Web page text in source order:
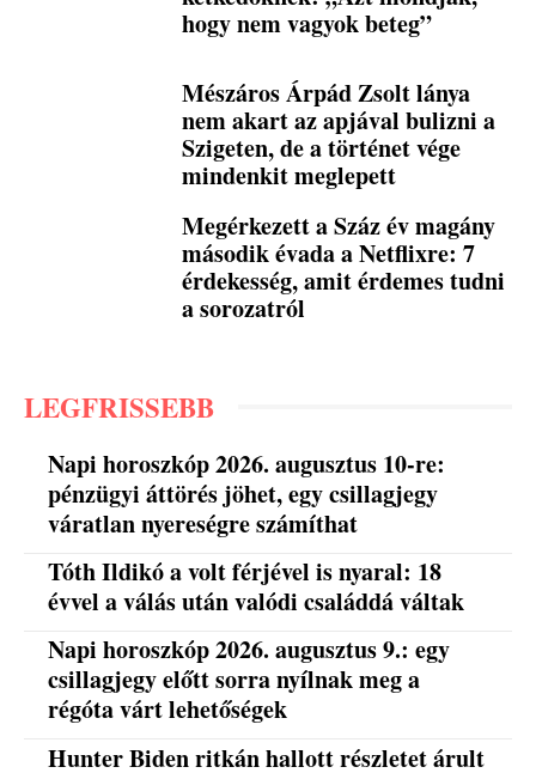
hogy nem vagyok beteg”
Mészáros Árpád Zsolt lánya
nem akart az apjával bulizni a
Szigeten, de a történet vége
mindenkit meglepett
Megérkezett a Száz év magány
második évada a Netflixre: 7
érdekesség, amit érdemes tudni
a sorozatról
LEGFRISSEBB
Napi horoszkóp 2026. augusztus 10-re:
pénzügyi áttörés jöhet, egy csillagjegy
váratlan nyereségre számíthat
Tóth Ildikó a volt férjével is nyaral: 18
évvel a válás után valódi családdá váltak
Napi horoszkóp 2026. augusztus 9.: egy
csillagjegy előtt sorra nyílnak meg a
régóta várt lehetőségek
Hunter Biden ritkán hallott részletet árult